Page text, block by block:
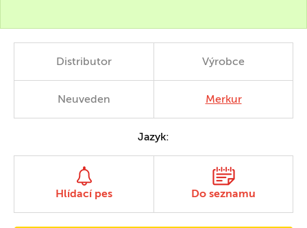
Distributor Výrobce
Neuveden Merkur
Jazyk:
Hlídací pes Do seznamu